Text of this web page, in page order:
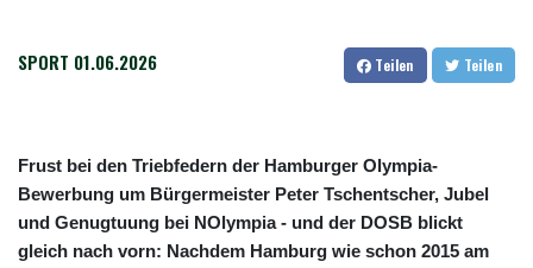
SPORT 01.06.2026 Teilen Teilen
Frust bei den Triebfedern der Hamburger Olympia-
Bewerbung um Bürgermeister Peter Tschentscher, Jubel
und Genugtuung bei NOlympia - und der DOSB blickt
gleich nach vorn: Nachdem Hamburg wie schon 2015 am